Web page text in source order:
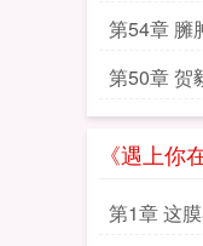
第54章 臃
第50章 贺
《遇上你
第1章 这